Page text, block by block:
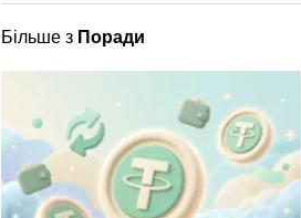
Більше з Поради